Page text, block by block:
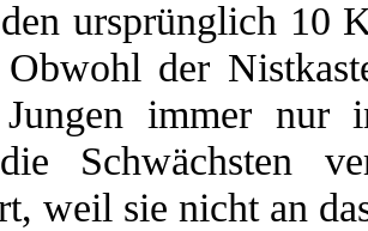
ursprünglich 10
der
immer nur
Schwächsten
weil sie nicht an